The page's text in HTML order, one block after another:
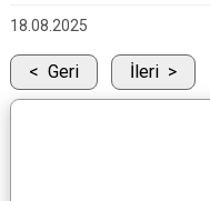
Çamlıyayla
Erdemli
Gülnar
18.08.2025
Geri İleri